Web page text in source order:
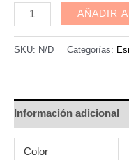
Painting
Gel
metalizado
AÑADIR
SKU: N/D Categorías:
Información adicional
Color